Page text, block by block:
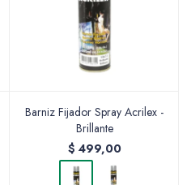
Barniz Fijador Spray Acrilex -
Brillante
$ 499,00